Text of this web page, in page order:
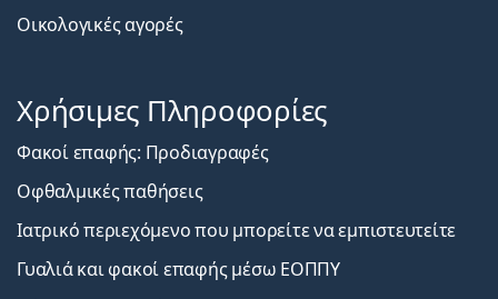
Οικολογικές αγορές
Χρήσιμες Πληροφορίες
Φακοί επαφής: Προδιαγραφές
Οφθαλμικές παθήσεις
Ιατρικό περιεχόμενο που μπορείτε να εμπιστευτείτε
Γυαλιά και φακοί επαφής μέσω ΕΟΠΠΥ